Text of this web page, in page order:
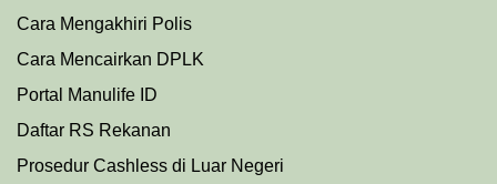
Cara Mengakhiri Polis
Cara Mencairkan DPLK
Portal Manulife ID
Daftar RS Rekanan
Prosedur Cashless di Luar Negeri